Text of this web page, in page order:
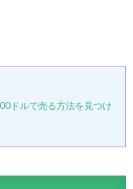
ドルで売る方法を見つけ